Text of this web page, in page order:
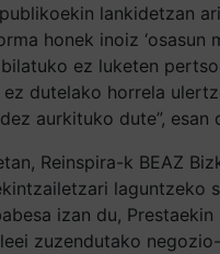
lankidetzan
honek inoiz ‘osasun
ez luketen
dutelako horrela
aurkituko dute”, esan
Reinspira-k BEAZ
laguntzeko
izan du,
zuzendutako